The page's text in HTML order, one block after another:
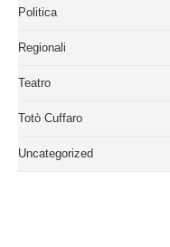
Politica
Regionali
Teatro
Totò Cuffaro
Uncategorized